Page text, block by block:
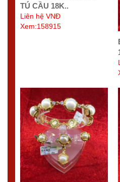
TÚ CẦU 18K..
Liên hệ VNĐ
Xem:158915